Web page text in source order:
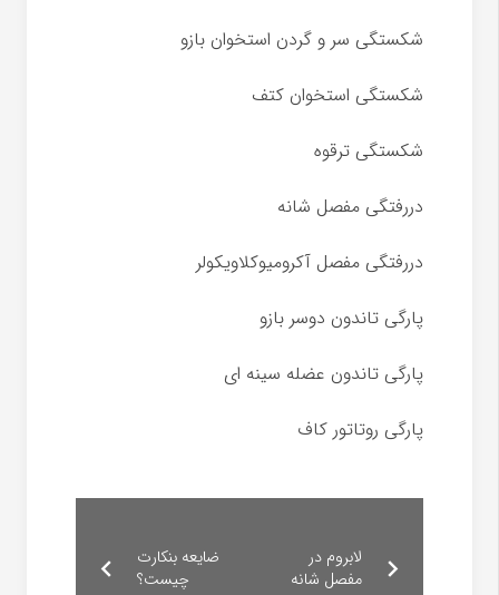
شکستگی سر و گردن استخوان بازو
شکستگی استخوان کتف
شکستگی ترقوه
دررفتگی مفصل شانه
دررفتگی مفصل آکرومیوکلاویکولر
پارگی تاندون دوسر بازو
پارگی تاندون عضله سینه ای
پارگی روتاتور کاف
ضایعه بنکارت
چیست؟
لابروم در
مفصل شانه